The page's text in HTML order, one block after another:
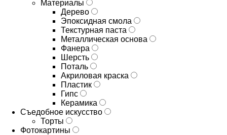
Материалы
Дерево
Эпоксидная смола
Текстурная паста
Металлическая основа
Фанера
Шерсть
Поталь
Акриловая краска
Пластик
Гипс
Керамика
Съедобное искусство
Торты
Фотокартины